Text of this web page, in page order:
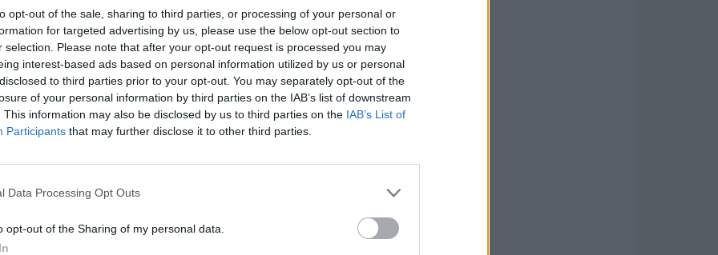
opt-out of the sale, sharing to third parties, or processing of your personal or
for targeted advertising by us, please use the below opt-out section to
selection. Please note that after your opt-out request is processed you may
interest-based ads based on personal information utilized by us or personal
to third parties prior to your opt-out. You may separately opt-out of the
of your personal information by third parties on the IAB’s list of downstream
This information may also be disclosed by us to third parties on the IAB’s List of
Participants that may further disclose it to other third parties.
Data Processing Opt Outs
opt-out of the Sharing of my personal data.